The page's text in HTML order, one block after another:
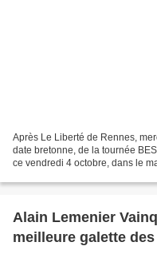
Après Le Liberté de Rennes,
date bretonne, de la tournée
ce vendredi 4 octobre, dans le
Alain Lemenier
meilleure galette